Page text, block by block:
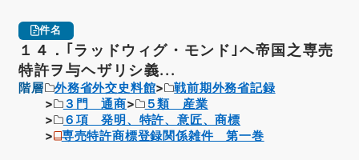
件名
１４．｢ラッドウィグ・モンド｣ヘ帝国之専売
特許ヲ与ヘザリシ義...
階層 外務省外交史料館
戦前期外務省記録
３門 通商
５類 産業
６項 発明、特許、意匠、商標
専売特許商標登録関係雑件 第一巻